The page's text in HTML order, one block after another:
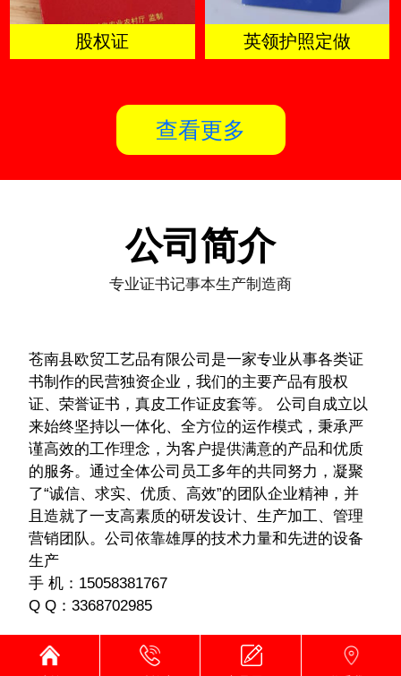
股权证 英领护照定做
查看更多
公司简介
专业证书记事本生产制造商
苍南县欧贸工艺品有限公司是一家专业从事各类证
书制作的民营独资企业，我们的主要产品有股权
证、荣誉证书，真皮工作证皮套等。 公司自成立以
来始终坚持以一体化、全方位的运作模式，秉承严
谨高效的工作理念，为客户提供满意的产品和优质
的服务。通过全体公司员工多年的共同努力，凝聚
了“诚信、求实、优质、高效”的团队企业精神，并
且造就了一支高素质的研发设计、生产加工、管理
营销团队。公司依靠雄厚的技术力量和先进的设备
生产
手 机：15058381767
Q Q：3368702985